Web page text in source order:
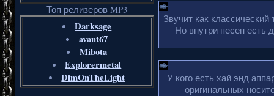
Топ релизеров MP3
Darksage
avant67
Mibota
Explorermetal
DimOnTheLight
Звучит как
Но внутри песен есть
У кого есть хай энд
оригинальных